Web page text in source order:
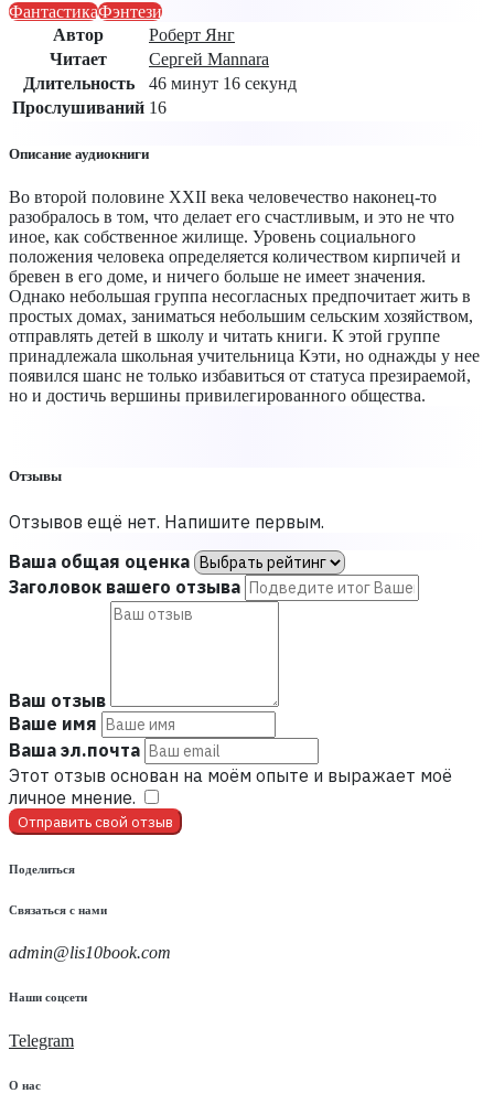
ФантастикаФэнтези
Автор
Роберт Янг
Читает
Сергей Mannara
Длительность
46 минут 16 секунд
Прослушиваний 16
Описание аудиокниги
Во второй половине XXII века человечество наконец-то
разобралось в том, что делает его счастливым, и это не что
иное, как собственное жилище. Уровень социального
положения человека определяется количеством кирпичей и
бревен в его доме, и ничего больше не имеет значения.
Однако небольшая группа несогласных предпочитает жить в
простых домах, заниматься небольшим сельским хозяйством,
отправлять детей в школу и читать книги. К этой группе
принадлежала школьная учительница Кэти, но однажды у нее
появился шанс не только избавиться от статуса презираемой,
но и достичь вершины привилегированного общества.
Отзывы
Отзывов ещё нет. Напишите первым.
Ваша общая оценка
Заголовок вашего отзыва
Ваш отзыв
Ваше имя
Ваша эл.почта
Этот отзыв основан на моём опыте и выражает моё
личное мнение.
Отправить свой отзыв
Поделиться
Связаться с нами
admin@lis10book.com
Наши соцсети
Telegram
О нас